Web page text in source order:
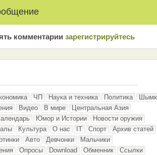
комментарии зарeгиcтрирyйтeсь
ЧП Наука и техника Политика
Видео В мире
Центральная Азия
Юмор и Истории
Новости оружия
Культура О нас IT Спорт
Архив статей
Авто Девчонки
Мальчики
Опросы Download Обменник
Ссылки